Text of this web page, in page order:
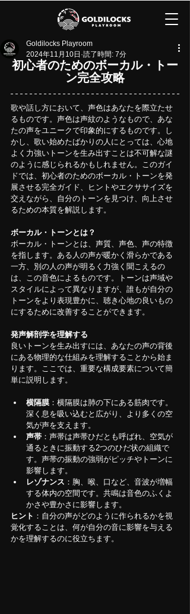
Goldilocks Playroom
2024年11月10日 読了時間: 7分
初心者のためのボーカル・トー
ン完全攻略
歌や話し方において、声色はあなたを際立たせ
るものです。声色は声紋のようなもので、あな
たの声をユニークで印象的にするものです。し
かし、歌い始めたばかりの人にとっては、心地
よく力強いトーンを生み出すことは不可解な謎
のように感じられるかもしれません。このガイ
ドでは、初心者のためのボーカル・トーンを発
展させる完全ガイド、ヒントやエクササイズを
交えながら、自分のトーンを見つけ、向上させ
るための本質を解説します。
ボーカル・トーンとは？
ボーカル・トーンとは、声質、声色、声の特徴
を指します。ある人の声が暖かく滑らかである
一方、別の人の声が明るく力強く聞こえるの
は、この音色によるものです。トーンは声域や
スタイルによって異なりますが、誰もが自分の
トーンをより表現豊かに、聴き心地の良いもの
にするために改善することができます。
発声解剖学を理解する
良いトーンを生み出すには、あなたの声の背後
にある物理的な仕組みを理解することから始ま
ります。ここでは、重要な構成要素について簡
単に説明します。
横隔膜 ：横隔膜は肺の下にある筋肉です。
深く息を吸い込むと広がり、より多くの空
気が声を支えます。
声帯 ：声帯は声帯ひだとも呼ばれ、空気が
通るときに振動する2つのひだ状の組織で
す。声帯の振動の強弱がピッチやトーンに
影響します。
レゾナンス ：胸、喉、口など、音波が増幅
する体内の空間です。共鳴は音色のふくよ
かさや豊かさに影響します。
ヒント ：自分の声がどのように作られるかを視
覚化することは、何が自分の音に影響を与える
かを理解するのに役立ちます。